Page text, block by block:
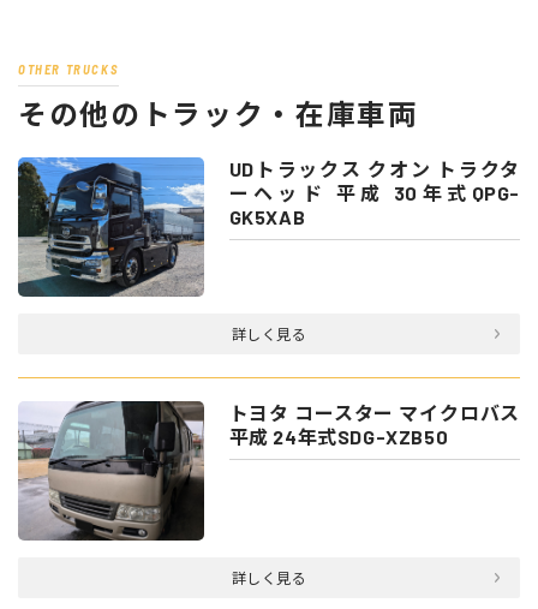
OTHER TRUCKS
その他のトラック・在庫車両
UDトラックス クオン トラクタ
ーヘッド 平成 30年式QPG-
GK5XAB
詳しく見る
トヨタ コースター マイクロバス
平成 24年式SDG-XZB50
詳しく見る